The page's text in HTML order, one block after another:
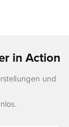
in Action
und